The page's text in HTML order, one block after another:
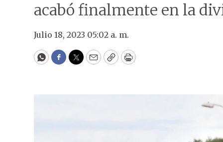
acabó finalmente en la
Julio 18, 2023 05:02 a. m.
WhatsApp
Facebook
Twitter
EmailCopyPrint